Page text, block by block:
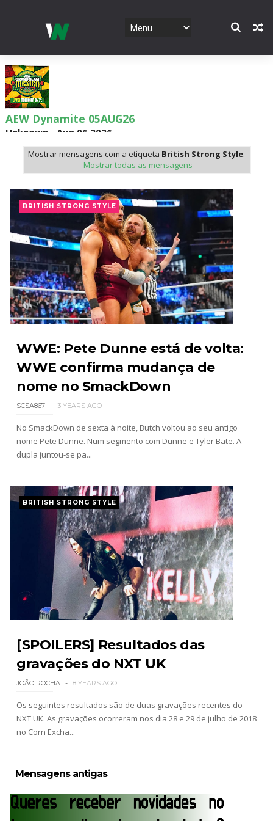
AEW Dynamite 05AUG26
Unknown Aug 06 2026
WWE NXT 04 Aug 2026
Unknown-Aug 05 2026
WWE Monday Night Raw 03 Aug 2026
Unknown-Aug 04 2026
WWE SummerSlam 2026 - Sunday
WWE Main Event, July 30, 2026
Unknown Aug 02 2026
Lucha Libre AAA: Verano De Escándalo 2026 -
Semana em Sexyness No.52
Aug 02 2026
WWE SummerSlam 2026 - Saturday
Unknown - Aug 01 2026
WWE Friday Night Smackdown 31 July 2026
Unknown-Aug 01 2026
TNA iMPACT Wrestling 30 July 2026
Unknown -Jul 31 2026
AEW Dynamite 29JUL26
Unknown-Jul 30 2026
Mostrar mensagens com a etiqueta British Strong Style.
Mostrar todas as mensagens
BRITISH STRONG STYLE
WWE: Pete Dunne está de volta:
WWE confirma mudança de
nome no SmackDown
SCSA867 3 YEARS AGO
No SmackDown de sexta à noite, Butch voltou ao seu antigo
nome Pete Dunne. Num segmento com Dunne e Tyler Bate. A
dupla juntou-se pa...
BRITISH STRONG STYLE
[SPOILERS] Resultados das
gravações do NXT UK
JOÃO ROCHA 8 YEARS AGO
Os seguintes resultados são de duas gravações recentes do
NXT UK. As gravações ocorreram nos dia 28 e 29 de julho de 2018
no Corn Excha...
Mensagens antigas